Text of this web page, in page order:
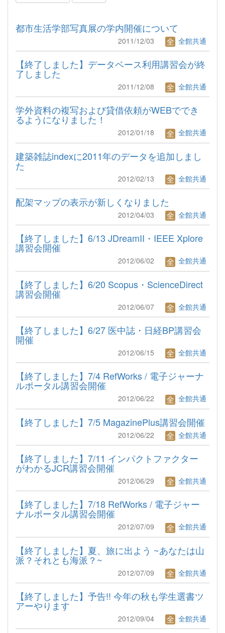
都市生活学部写真展の学内開催について
2011/12/03 全館共通
【終了しました】データベース利用講習会が終
了しました
2011/12/08 全館共通
学外資料の複写および貸借依頼がWEBででき
るようになりました！
2012/01/18 全館共通
建築雑誌indexに2011年のデータを追加しまし
た
2012/02/13 全館共通
配架マップの表示が新しくなりました
2012/04/03 全館共通
【終了しました】6/13 JDreamII・IEEE Xplore
講習会開催
2012/06/02 全館共通
【終了しました】6/20 Scopus・ScienceDirect
講習会開催
2012/06/07 全館共通
【終了しました】6/27 医中誌・日経BP講習会
開催
2012/06/15 全館共通
【終了しました】7/4 RefWorks / 電子ジャーナ
ルポータル講習会開催
2012/06/22 全館共通
【終了しました】7/5 MagazinePlus講習会開催
2012/06/22 全館共通
【終了しました】7/11 インパクトファクター
がわかるJCR講習会開催
2012/06/29 全館共通
【終了しました】7/18 RefWorks / 電子ジャー
ナルポータル講習会開催
2012/07/09 全館共通
【終了しました】夏、旅に出よう ~あなたは山
派？それとも海派？~
2012/07/09 全館共通
【終了しました】予告!! 今年の秋も学生選書ツ
アーやります
2012/09/04 全館共通